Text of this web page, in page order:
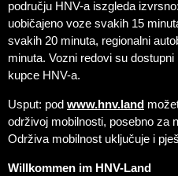
području HNV-a iszgleda
uobičajeno voze svakih 15
svakih 20 minuta, regionalni
minuta. Vozni redovi su
kupce HNV-a.
Usput: pod www.hnv.land
održivoj mobilnosti, posebno za
Održiva mobilnost uključuje i
Willkommen im HNV-Land